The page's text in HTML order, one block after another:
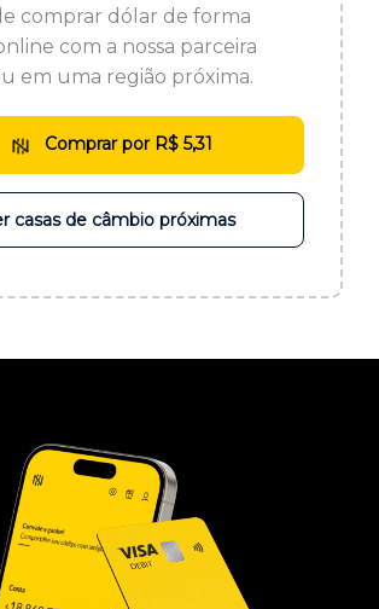
comprar dólar de forma
com a nossa parceira
em uma região próxima.
Comprar por R$ 5,31
casas de câmbio próximas